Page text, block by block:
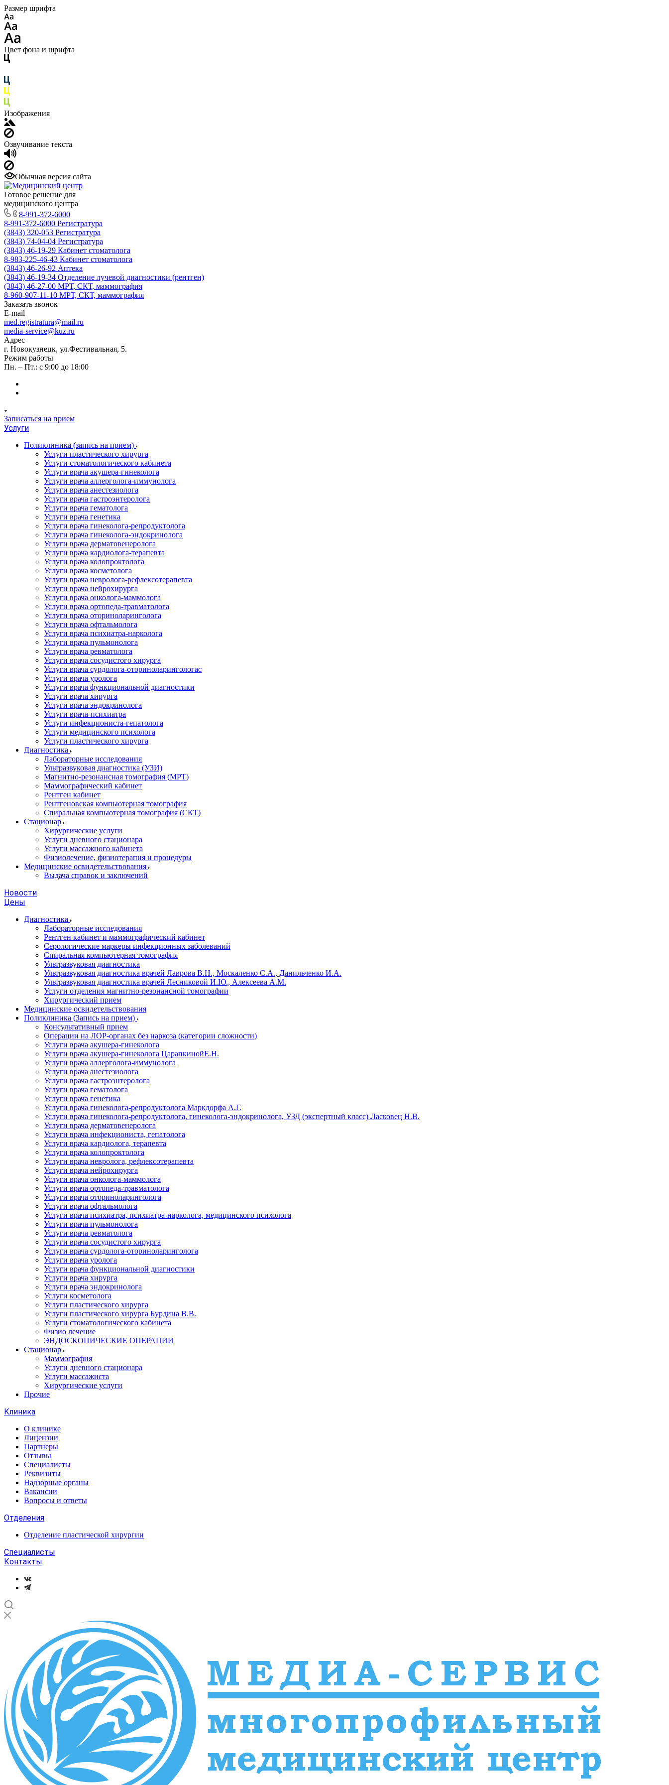
Размер шрифта
Цвет фона и шрифта
Изображения
Озвучивание текста
Обычная версия сайта
Готовое решение для
медицинского центра
8-991-372-6000
8-991-372-6000 Регистратура
(3843) 320-053 Регистратура
(3843) 74-04-04 Регистратура
(3843) 46-19-29 Кабинет стоматолога
8-983-225-46-43 Кабинет стоматолога
(3843) 46-26-92 Аптека
(3843) 46-19-34 Отделение лучевой диагностики (рентген)
(3843) 46-27-00 МРТ, СКТ, маммография
8-960-907-11-10 МРТ, СКТ, маммография
Заказать звонок
E-mail
med.registratura@mail.ru
media-service@kuz.ru
Адрес
г. Новокузнецк, ул.Фестивальная, 5.
Режим работы
Пн. – Пт.: с 9:00 до 18:00
Записаться на прием
Услуги
Поликлиника (запись на прием)
Услуги пластического хирурга
Услуги стоматологического кабинета
Услуги врача акушера-гинеколога
Услуги врача аллерголога-иммунолога
Услуги врача анестезиолога
Услуги врача гастроэнтеролога
Услуги врача гематолога
Услуги врача генетика
Услуги врача гинеколога-репродуктолога
Услуги врача гинеколога-эндокринолога
Услуги врача дерматовенеролога
Услуги врача кардиолога-терапевта
Услуги врача колопроктолога
Услуги врача косметолога
Услуги врача невролога-рефлексотерапевта
Услуги врача нейрохирурга
Услуги врача онколога-маммолога
Услуги врача ортопеда-травматолога
Услуги врача оториноларинголога
Услуги врача офтальмолога
Услуги врача психиатра-нарколога
Услуги врача пульмонолога
Услуги врача ревматолога
Услуги врача сосудистого хирурга
Услуги врача сурдолога-оториноларингологас
Услуги врача уролога
Услуги врача функциональной диагностики
Услуги врача хирурга
Услуги врача эндокринолога
Услуги врача-психиатра
Услуги инфекциониста-гепатолога
Услуги медицинского психолога
Услуги пластического хирурга
Диагностика
Лабораторные исследования
Ультразвуковая диагностика (УЗИ)
Магнитно-резонансная томография (МРТ)
Маммографический кабинет
Рентген кабинет
Рентгеновская компьютерная томография
Спиральная компьютерная томография (СКТ)
Стационар
Хирургические услуги
Услуги дневного стационара
Услуги массажного кабинета
Физиолечение, физиотерапия и процедуры
Медицинские освидетельствования
Выдача справок и заключений
Новости
Цены
Диагностика
Лабораторные исследования
Рентген кабинет и маммографический кабинет
Серологические маркеры инфекционных заболеваний
Спиральная компьютерная томография
Ультразвуковая диагностика
Ультразвуковая диагностика врачей Лаврова В.Н., Москаленко С.А., Данильченко И.А.
Ультразвуковая диагностика врачей Лесниковой И.Ю., Алексеева А.М.
Услуги отделения магнитно-резонансной томографии
Хирургический прием
Медицинские освидетельствования
Поликлиника (Запись на прием)
Консультативный прием
Операции на ЛОР-органах без наркоза (категории сложности)
Услуги врача акушера-гинеколога
Услуги врача акушера-гинеколога ЦарапкинойЕ.Н.
Услуги врача аллерголога-иммунолога
Услуги врача анестезиолога
Услуги врача гастроэнтеролога
Услуги врача гематолога
Услуги врача генетика
Услуги врача гинеколога-репродуктолога Маркдорфа А.Г.
Услуги врача гинеколога-репродуктолога, гинеколога-эндокринолога, УЗД (экспертный класс) Ласковец Н.В.
Услуги врача дерматовенеролога
Услуги врача инфекциониста, гепатолога
Услуги врача кардиолога, терапевта
Услуги врача колопроктолога
Услуги врача невролога, рефлексотерапевта
Услуги врача нейрохирурга
Услуги врача онколога-маммолога
Услуги врача ортопеда-травматолога
Услуги врача оториноларинголога
Услуги врача офтальмолога
Услуги врача психиатра, психиатра-нарколога, медицинского психолога
Услуги врача пульмонолога
Услуги врача ревматолога
Услуги врача сосудистого хирурга
Услуги врача сурдолога-оториноларинголога
Услуги врача уролога
Услуги врача функциональной диагностики
Услуги врача хирурга
Услуги врача эндокринолога
Услуги косметолога
Услуги пластического хирурга
Услуги пластического хирурга Бурдина В.В.
Услуги стоматологического кабинета
Физио лечение
ЭНДОСКОПИЧЕСКИЕ ОПЕРАЦИИ
Стационар
Маммография
Услуги дневного стационара
Услуги массажиста
Хирургические услуги
Прочие
Клиника
О клинике
Лицензии
Партнеры
Отзывы
Специалисты
Реквизиты
Надзорные органы
Вакансии
Вопросы и ответы
Отделения
Отделение пластической хирургии
Специалисты
Контакты